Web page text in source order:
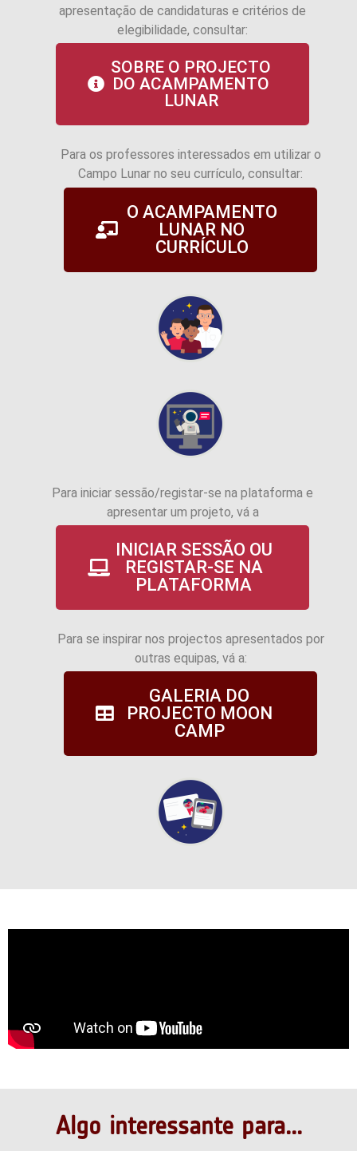
apresentação de candidaturas e critérios de
elegibilidade, consultar:
SOBRE O PROJECTO
DO ACAMPAMENTO
LUNAR
Para os professores interessados em utilizar o
Campo Lunar no seu currículo, consultar:
O ACAMPAMENTO
LUNAR NO
CURRÍCULO
Para iniciar sessão/registar-se na plataforma e
apresentar um projeto, vá a
INICIAR SESSÃO OU
REGISTAR-SE NA
PLATAFORMA
Para se inspirar nos projectos apresentados por
outras equipas, vá a:
GALERIA DO
PROJECTO MOON
CAMP
Algo interessante para...